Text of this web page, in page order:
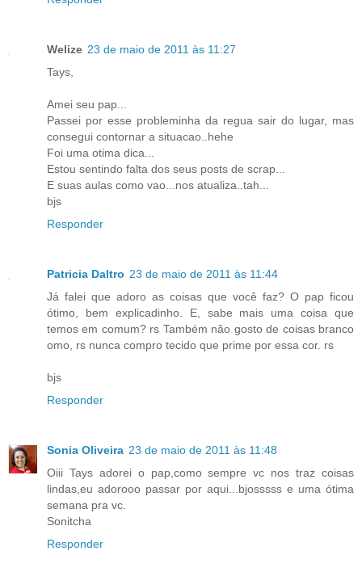
Welize 23 de maio de 2011 às 11:27
Tays,
Amei seu pap...
Passei por esse probleminha da regua sair do lugar, mas
consegui contornar a situacao..hehe
Foi uma otima dica...
Estou sentindo falta dos seus posts de scrap...
E suas aulas como vao...nos atualiza..tah...
bjs
Responder
Patricia Daltro 23 de maio de 2011 às 11:44
Já falei que adoro as coisas que você faz? O pap ficou
ótimo, bem explicadinho. E, sabe mais uma coisa que
temos em comum? rs Também não gosto de coisas branco
omo, rs nunca compro tecido que prime por essa cor. rs
bjs
Responder
Sonia Oliveira 23 de maio de 2011 às 11:48
Oiii Tays adorei o pap,como sempre vc nos traz coisas
lindas,eu adorooo passar por aqui...bjosssss e uma ótima
semana pra vc.
Sonitcha
Responder